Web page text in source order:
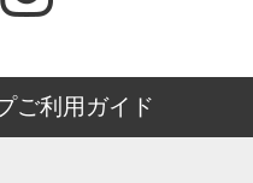
ご利用ガイド